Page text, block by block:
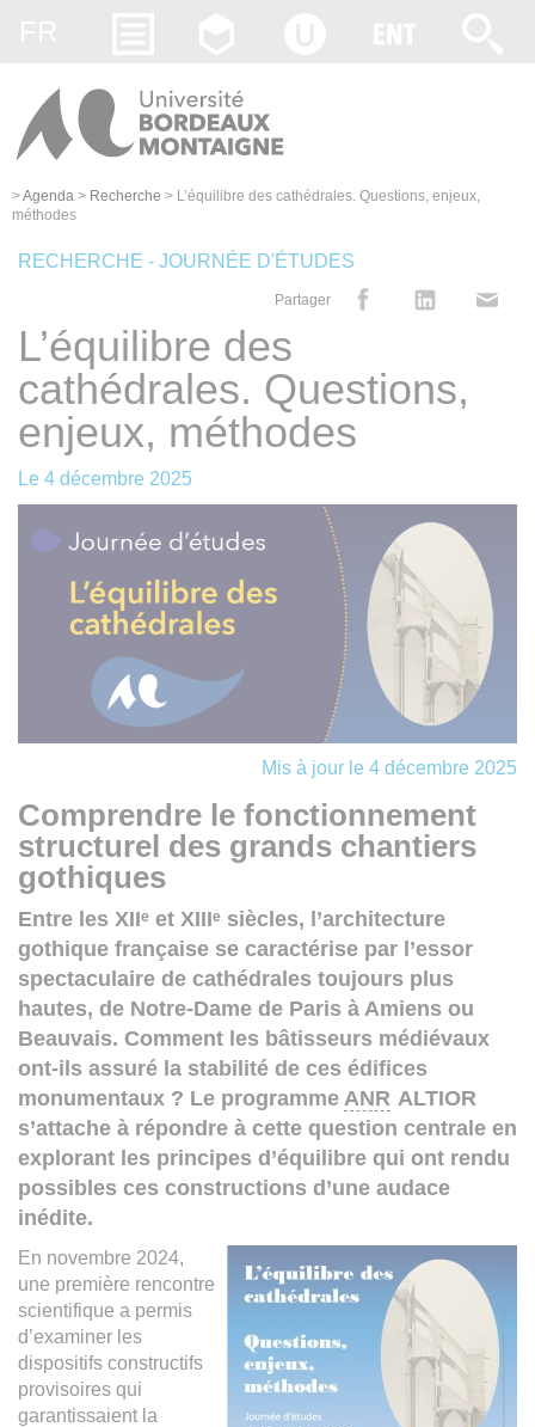
>Agenda > Recherche > L’équilibre des cathédrales. Questions, enjeux,
méthodes
RECHERCHE - JOURNÉE D'ÉTUDES
Partager
L’équilibre des
cathédrales. Questions,
enjeux, méthodes
Le 4 décembre 2025
Mis à jour le 4 décembre 2025
Comprendre le fonctionnement
structurel des grands chantiers
gothiques
Entre les XIIᵉ et XIIIᵉ siècles, l’architecture
gothique française se caractérise par l’essor
spectaculaire de cathédrales toujours plus
hautes, de Notre-Dame de Paris à Amiens ou
Beauvais. Comment les bâtisseurs médiévaux
ont-ils assuré la stabilité de ces édifices
monumentaux ? Le programme ANR ALTIOR
s’attache à répondre à cette question centrale en
explorant les principes d’équilibre qui ont rendu
possibles ces constructions d’une audace
inédite.
En novembre 2024,
une première rencontre
scientifique a permis
d’examiner les
dispositifs constructifs
provisoires qui
garantissaient la